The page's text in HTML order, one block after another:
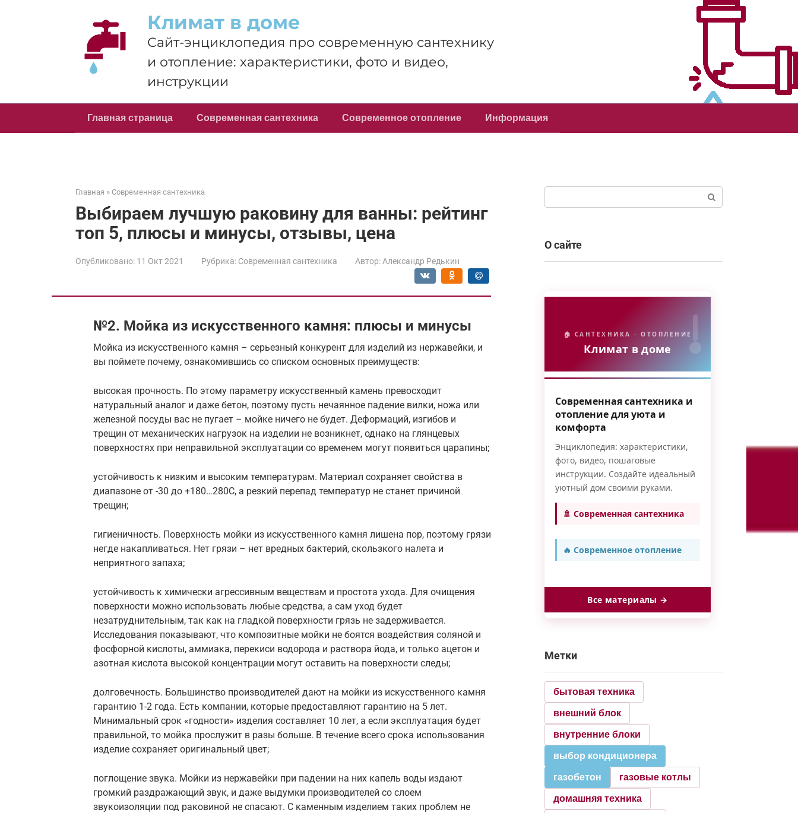
Климат в доме
Сайт-энциклопедия про современную сантехнику
и отопление: характеристики, фото и видео,
инструкции
Главная страница Современная сантехника Современное отопление Информация
Главная » Современная сантехника
Выбираем лучшую раковину для ванны: рейтинг
топ 5, плюсы и минусы, отзывы, цена
Опубликовано: 11 Окт 2021 Рубрика: Современная сантехника Автор: Александр Редькин
№2. Мойка из искусственного камня: плюсы и минусы
Мойка из искусственного камня – серьезный конкурент для изделий из нержавейки, и
вы поймете почему, ознакомившись со списком основных преимуществ:
высокая прочность. По этому параметру искусственный камень превосходит
натуральный аналог и даже бетон, поэтому пусть нечаянное падение вилки, ножа или
железной посуды вас не пугает – мойке ничего не будет. Деформаций, изгибов и
трещин от механических нагрузок на изделии не возникнет, однако на глянцевых
поверхностях при неправильной эксплуатации со временем могут появиться царапины;
устойчивость к низким и высоким температурам. Материал сохраняет свойства в
диапазоне от -30 до +180…280С, а резкий перепад температур не станет причиной
трещин;
гигиеничность. Поверхность мойки из искусственного камня лишена пор, поэтому грязи
негде накапливаться. Нет грязи – нет вредных бактерий, скользкого налета и
неприятного запаха;
устойчивость к химически агрессивным веществам и простота ухода. Для очищения
поверхности можно использовать любые средства, а сам уход будет
незатруднительным, так как на гладкой поверхности грязь не задерживается.
Исследования показывают, что композитные мойки не боятся воздействия соляной и
фосфорной кислоты, аммиака, перекиси водорода и раствора йода, и только ацетон и
азотная кислота высокой концентрации могут оставить на поверхности следы;
долговечность. Большинство производителей дают на мойки из искусственного камня
гарантию 1-2 года. Есть компании, которые предоставляют гарантию на 5 лет.
Минимальный срок «годности» изделия составляет 10 лет, а если эксплуатация будет
правильной, то мойка прослужит в разы больше. В течение всего срока использования
изделие сохраняет оригинальный цвет;
поглощение звука. Мойки из нержавейки при падении на них капель воды издают
громкий раздражающий звук, и даже выдумки производителей со слоем
звукоизоляции под раковиной не спасают. С каменным изделием таких проблем не
О сайте
🏠 САНТЕХНИКА · ОТОПЛЕНИЕ
Климат в доме
Современная сантехника и
отопление для уюта и
комфорта
Энциклопедия: характеристики,
фото, видео, пошаговые
инструкции. Создайте идеальный
уютный дом своими руками.
🚿 Современная сантехника
🔥 Современное отопление
Все материалы →
Метки
бытовая техника
внешний блок
внутренние блоки
выбор кондиционера
газобетон газовые котлы
домашняя техника